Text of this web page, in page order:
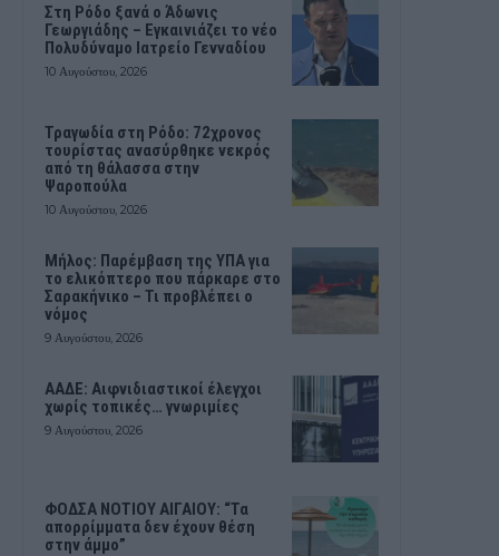
Στη Ρόδο ξανά ο Άδωνις
Γεωργιάδης – Εγκαινιάζει το νέο
Πολυδύναμο Ιατρείο Γενναδίου
10 Αυγούστου, 2026
Τραγωδία στη Ρόδο: 72χρονος
τουρίστας ανασύρθηκε νεκρός
από τη θάλασσα στην
Ψαροπούλα
10 Αυγούστου, 2026
Μήλος: Παρέμβαση της ΥΠΑ για
το ελικόπτερο που πάρκαρε στο
Σαρακήνικο – Τι προβλέπει ο
νόμος
9 Αυγούστου, 2026
ΑΑΔΕ: Αιφνιδιαστικοί έλεγχοι
χωρίς τοπικές… γνωριμίες
9 Αυγούστου, 2026
ΦΟΔΣΑ ΝΟΤΙΟΥ ΑΙΓΑΙΟΥ: “Τα
απορρίμματα δεν έχουν θέση
στην άμμο”